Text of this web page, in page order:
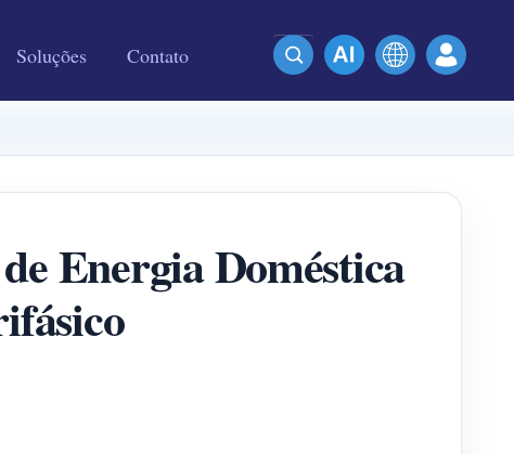
Soluções Contato
Energia Doméstica